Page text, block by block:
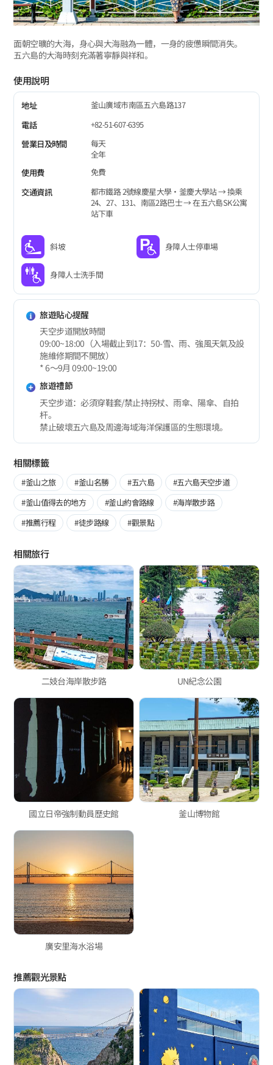
面朝空曠的大海，身心與大海融為一體，一身的疲憊瞬間消失。
五六島的大海時刻充滿著寧靜與祥和。
使用說明
地址
釜山廣域市南區五六島路137
電話
+82-51-607-6395
營業日及時間
每天
全年
使用費
免費
交通資訊
都市鐵路 2號線慶星大學•釜慶大學站 → 換乘
24、27、131、南區2路巴士 → 在五六島SK公寓
站下車
斜坡 身障人士停車場
身障人士洗手間
旅遊貼心提醒
天空步道開放時間
09:00~18:00（入場截止到17：50-雪、雨、強風天氣及設
施維修期間不開放）
* 6～9月 09:00~19:00
旅遊禮節
天空步道：必須穿鞋套/禁止持拐杖、雨傘、陽傘、自拍
杆。
禁止破壞五六島及周邊海域海洋保護區的生態環境。
相關標籤
#釜山之旅 #釜山名勝 #五六島
#五六島天空步道
#釜山值得去的地方
#釜山約會路線
#海岸散步路
#推薦行程
#徒步路線 #觀景點
相關旅行
二妓台海岸散步路 UN紀念公園
國立日帝強制動員歷史館 釜山博物館
廣安里海水浴場
推薦觀光景點